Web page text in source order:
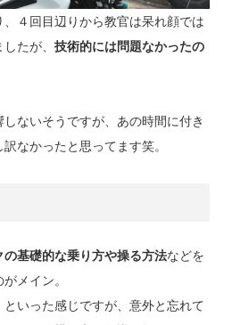
４回目辺りから教官は呆れ顔では
たが、 技術的には問題なかったの
ないそうですが、あの時間に付き
なかったと思ってます笑。
基礎的な乗り方や操る方法などを
メイン。
いった感じですが、意外と忘れて